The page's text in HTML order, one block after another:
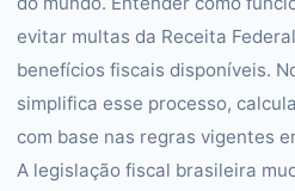
evitar multas da Receita
benefícios fiscais disponíveis.
simplifica esse processo,
com base nas regras vigentes
A legislação fiscal brasileira